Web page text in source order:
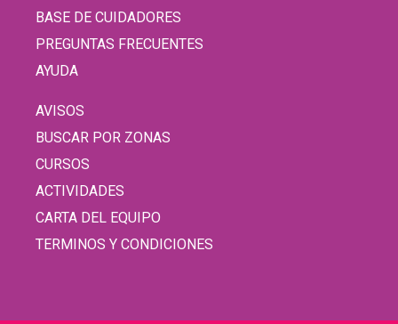
BASE DE CUIDADORES
PREGUNTAS FRECUENTES
AYUDA
AVISOS
BUSCAR POR ZONAS
CURSOS
ACTIVIDADES
CARTA DEL EQUIPO
TERMINOS Y CONDICIONES